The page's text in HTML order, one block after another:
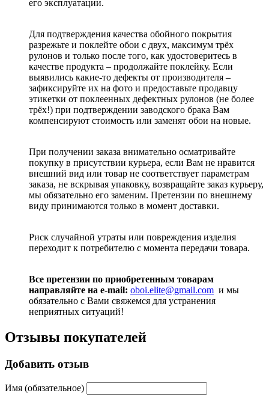
его эксплуатации.
Для подтверждения качества обойного покрытия
разрежьте и поклейте обои с двух, максимум трёх
рулонов и только после того, как удостоверитесь в
качестве продукта – продолжайте поклейку. Если
выявились какие-то дефекты от производителя –
зафиксируйте их на фото и предоставьте продавцу
этикетки от поклеенных дефектных рулонов (не более
трёх!) при подтверждении заводского брака Вам
компенсируют стоимость или заменят обои на новые.
При получении заказа внимательно осматривайте
покупку в присутствии курьера, если Вам не нравится
внешний вид или товар не соответствует параметрам
заказа, не вскрывая упаковку, возвращайте заказ курьеру,
мы обязательно его заменим. Претензии по внешнему
виду принимаются только в момент доставки.
Риск случайной утраты или повреждения изделия
переходит к потребителю с момента передачи товара.
Все претензии по приобретенным товарам
направляйте на e-mail: oboi.elite@gmail.com и мы
обязательно с Вами свяжемся для устранения
неприятных ситуаций!
Отзывы покупателей
Добавить отзыв
Имя (обязательное)